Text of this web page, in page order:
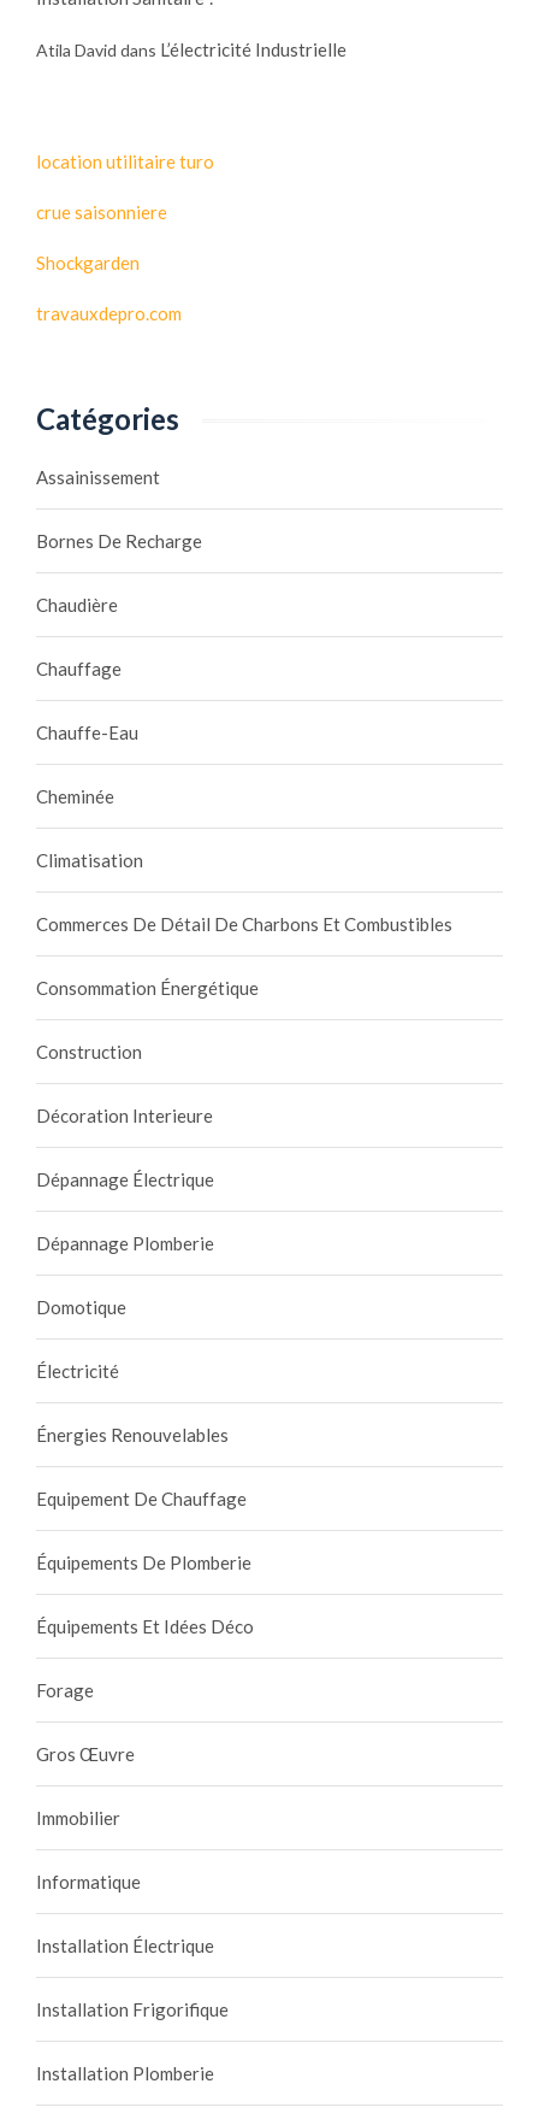
Atila David dans L’électricité Industrielle
location utilitaire turo
crue saisonniere
Shockgarden
travauxdepro.com
Catégories
Assainissement
Bornes De Recharge
Chaudière
Chauffage
Chauffe-Eau
Cheminée
Climatisation
Commerces De Détail De Charbons Et Combustibles
Consommation Énergétique
Construction
Décoration Interieure
Dépannage Électrique
Dépannage Plomberie
Domotique
Électricité
Énergies Renouvelables
Equipement De Chauffage
Équipements De Plomberie
Équipements Et Idées Déco
Forage
Gros Œuvre
Immobilier
Informatique
Installation Électrique
Installation Frigorifique
Installation Plomberie